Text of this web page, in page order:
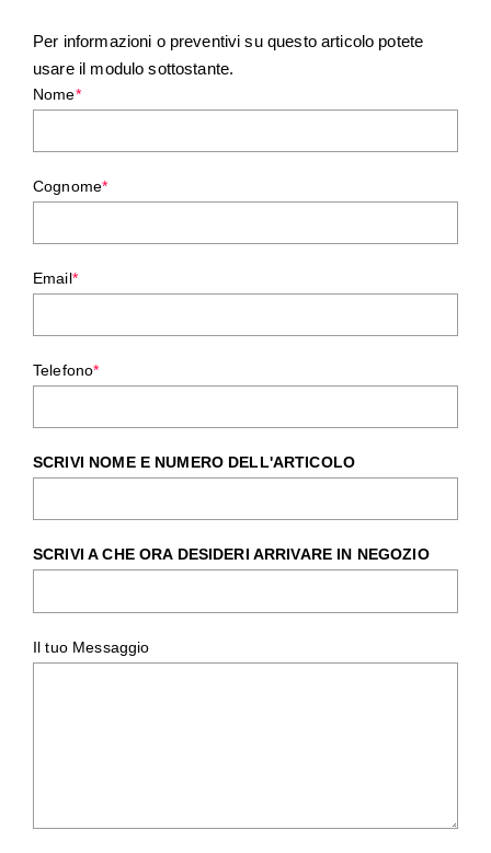
Per informazioni o preventivi su questo articolo potete
usare il modulo sottostante.
Nome*
Cognome*
Email*
Telefono*
SCRIVI NOME E NUMERO DELL'ARTICOLO
SCRIVI A CHE ORA DESIDERI ARRIVARE IN NEGOZIO
Il tuo Messaggio